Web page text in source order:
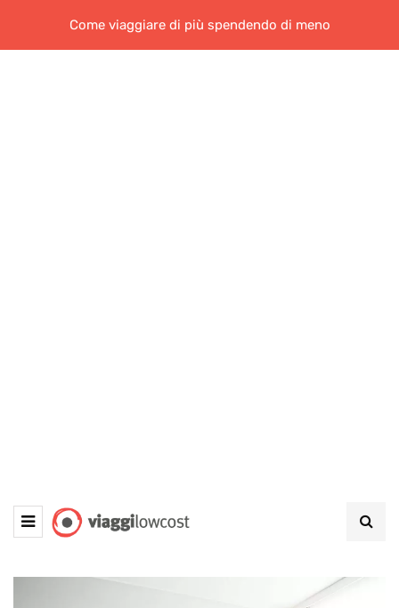
Come viaggiare di più spendendo di meno